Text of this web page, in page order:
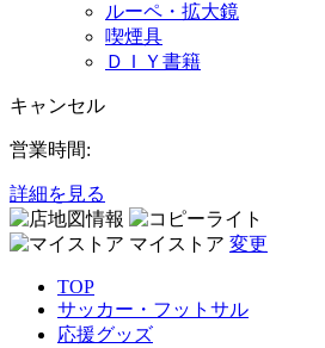
ルーペ・拡大鏡
喫煙具
ＤＩＹ書籍
キャンセル
営業時間:
詳細を見る
マイストア 変更
TOP
サッカー・フットサル
応援グッズ